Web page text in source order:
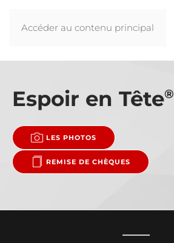
Accéder au contenu principal
Espoir en Tête®
LES PHOTOS
REMISE DE CHÈQUES